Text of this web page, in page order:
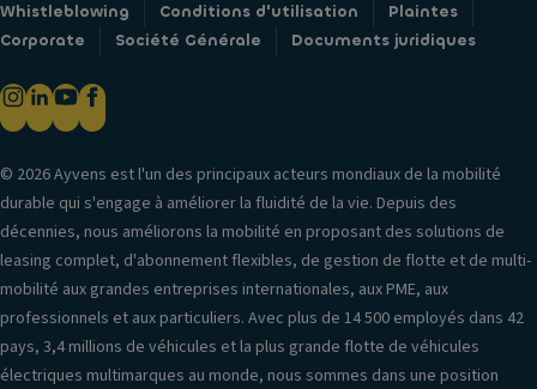
Whistleblowing
Conditions d'utilisation
Plaintes
Corporate
Société Générale Documents juridiques
© 2026 Ayvens est l'un des principaux acteurs mondiaux de la mobilité
durable qui s'engage à améliorer la fluidité de la vie. Depuis des
décennies, nous améliorons la mobilité en proposant des solutions de
leasing complet, d'abonnement flexibles, de gestion de flotte et de multi-
mobilité aux grandes entreprises internationales, aux PME, aux
professionnels et aux particuliers. Avec plus de 14 500 employés dans 42
pays, 3,4 millions de véhicules et la plus grande flotte de véhicules
électriques multimarques au monde, nous sommes dans une position